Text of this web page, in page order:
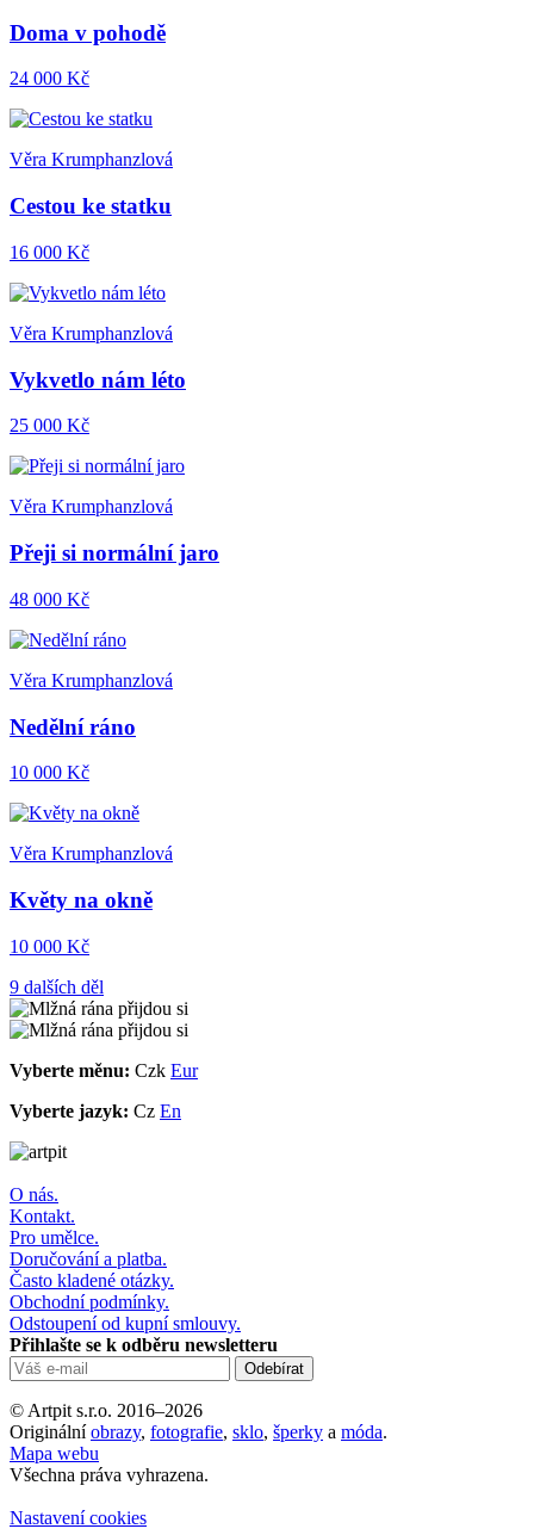
Doma v pohodě
24 000 Kč
Věra Krumphanzlová
Cestou ke statku
16 000 Kč
Věra Krumphanzlová
Vykvetlo nám léto
25 000 Kč
Věra Krumphanzlová
Přeji si normální jaro
48 000 Kč
Věra Krumphanzlová
Nedělní ráno
10 000 Kč
Věra Krumphanzlová
Květy na okně
10 000 Kč
9 dalších děl
Vyberte měnu: Czk Eur
Vyberte jazyk: Cz En
O nás.
Kontakt.
Pro umělce.
Doručování a platba.
Často kladené otázky.
Obchodní podmínky.
Odstoupení od kupní smlouvy.
Přihlašte se k odběru newsletteru
© Artpit s.r.o. 2016–2026
Originálníobrazy, fotografie, sklo, šperky a móda.
Mapa webu
Všechna práva vyhrazena.
Nastavení cookies